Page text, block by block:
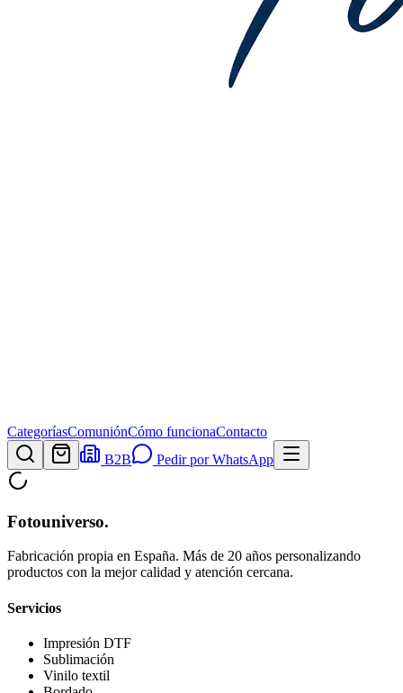
CategoríasComuniónCómo funcionaContacto
B2B
Pedir por WhatsApp
Fotouniverso.
Fabricación propia en España. Más de 20 años personalizando
productos con la mejor calidad y atención cercana.
Servicios
Impresión DTF
Sublimación
Vinilo textil